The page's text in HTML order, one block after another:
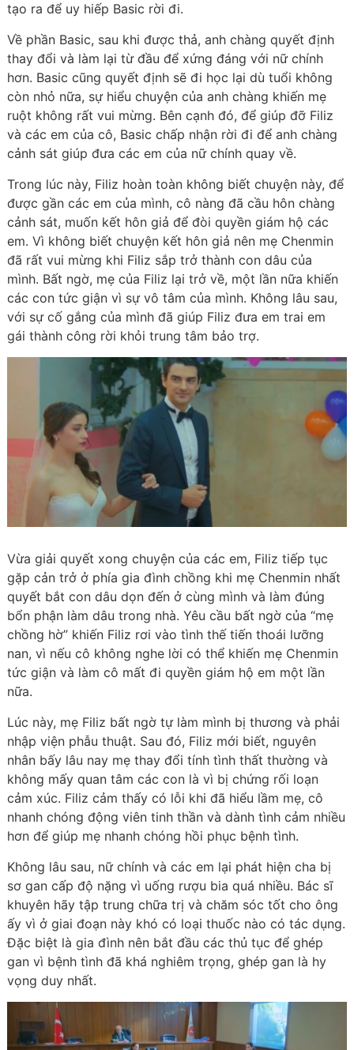
tạo ra để uy hiếp Basic rời đi.
Về phần Basic, sau khi được thả, anh chàng quyết định
thay đổi và làm lại từ đầu để xứng đáng với nữ chính
hơn. Basic cũng quyết định sẽ đi học lại dù tuổi không
còn nhỏ nữa, sự hiểu chuyện của anh chàng khiến mẹ
ruột không rất vui mừng. Bên cạnh đó, để giúp đỡ Filiz
và các em của cô, Basic chấp nhận rời đi để anh chàng
cảnh sát giúp đưa các em của nữ chính quay về.
Trong lúc này, Filiz hoàn toàn không biết chuyện này, để
được gần các em của mình, cô nàng đã cầu hôn chàng
cảnh sát, muốn kết hôn giả để đòi quyền giám hộ các
em. Vì không biết chuyện kết hôn giả nên mẹ Chenmin
đã rất vui mừng khi Filiz sắp trở thành con dâu của
mình. Bất ngờ, mẹ của Filiz lại trở về, một lần nữa khiến
các con tức giận vì sự vô tâm của mình. Không lâu sau,
với sự cố gắng của mình đã giúp Filiz đưa em trai em
gái thành công rời khỏi trung tâm bảo trợ.
Vừa giải quyết xong chuyện của các em, Filiz tiếp tục
gặp cản trở ở phía gia đình chồng khi mẹ Chenmin nhất
quyết bắt con dâu dọn đến ở cùng mình và làm đúng
bổn phận làm dâu trong nhà. Yêu cầu bất ngờ của “mẹ
chồng hờ” khiến Filiz rơi vào tình thế tiến thoái lưỡng
nan, vì nếu cô không nghe lời có thể khiến mẹ Chenmin
tức giận và làm cô mất đi quyền giám hộ em một lần
nữa.
Lúc này, mẹ Filiz bất ngờ tự làm mình bị thương và phải
nhập viện phẫu thuật. Sau đó, Filiz mới biết, nguyên
nhân bấy lâu nay mẹ thay đổi tính tình thất thường và
không mấy quan tâm các con là vì bị chứng rối loạn
cảm xúc. Filiz cảm thấy có lỗi khi đã hiểu lầm mẹ, cô
nhanh chóng động viên tinh thần và dành tình cảm nhiều
hơn để giúp mẹ nhanh chóng hồi phục bệnh tình.
Không lâu sau, nữ chính và các em lại phát hiện cha bị
sơ gan cấp độ nặng vì uống rượu bia quá nhiều. Bác sĩ
khuyên hãy tập trung chữa trị và chăm sóc tốt cho ông
ấy vì ở giai đoạn này khó có loại thuốc nào có tác dụng.
Đặc biệt là gia đình nên bắt đầu các thủ tục để ghép
gan vì bệnh tình đã khá nghiêm trọng, ghép gan là hy
vọng duy nhất.